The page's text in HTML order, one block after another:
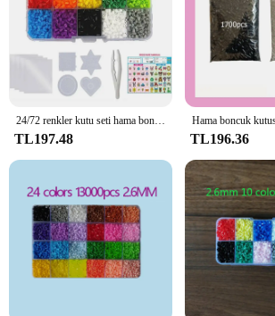
Solution**
Oyuncaklar is not just a stylish accessory
this pochette is designed to withstand daily use
addition to any room.
Efficient**
Pochette CD DVD Boncuk Oyuncaklar not only
whether it's on a shelf or a desk. The
a film buff, or an educator, the Hama
vendors and suppliers make it an ideal
versatile accessory that caters to a wide range of
24/72 renkler kutu seti hama boncuk oyuncak 2.6/5mm perler eğitim çocuklar 3D bulmacalar diy oyuncaklar sigorta boncuk pegboard levhalar ütü kağıt
TL197.48 TL196.36